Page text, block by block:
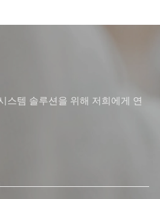
스템 솔루션을 위해 저희에게 연